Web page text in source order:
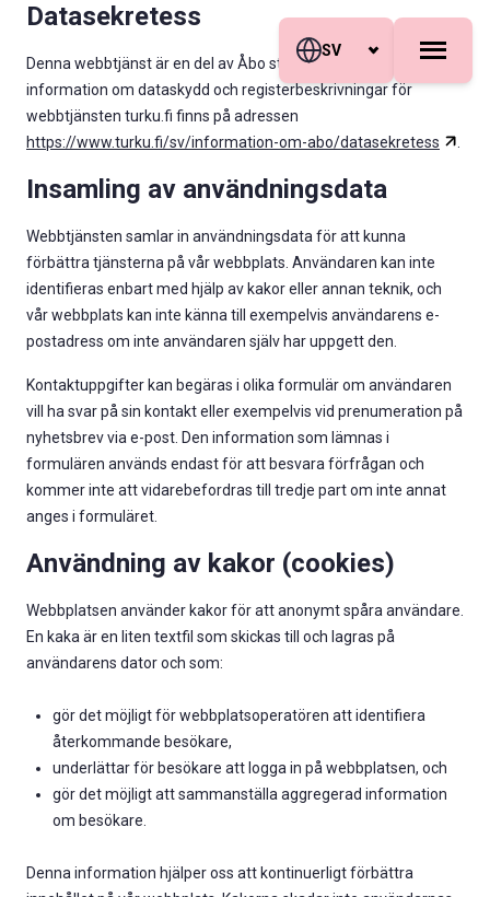
Hoppa till innehåll
Skip to sitemap
SV
Datasekretess
Denna webbtjänst är en del av Åbo stads webbtjänster. Mer
information om dataskydd och registerbeskrivningar för
webbtjänsten turku.fi finns på adressen
https://www.turku.fi/sv/information-om-abo/datasekretess
Insamling av användningsdata
Webbtjänsten samlar in användningsdata för att kunna
förbättra tjänsterna på vår webbplats. Användaren kan inte
identifieras enbart med hjälp av kakor eller annan teknik, och
vår webbplats kan inte känna till exempelvis användarens e-
postadress om inte användaren själv har uppgett den.
Kontaktuppgifter kan begäras i olika formulär om användaren
vill ha svar på sin kontakt eller exempelvis vid prenumeration på
nyhetsbrev via e-post. Den information som lämnas i
formulären används endast för att besvara förfrågan och
kommer inte att vidarebefordras till tredje part om inte annat
anges i formuläret.
Användning av kakor (cookies)
Webbplatsen använder kakor för att anonymt spåra användare.
En kaka är en liten textfil som skickas till och lagras på
användarens dator och som:
gör det möjligt för webbplatsoperatören att identifiera
återkommande besökare,
underlättar för besökare att logga in på webbplatsen, och
gör det möjligt att sammanställa aggregerad information
om besökare.
Denna information hjälper oss att kontinuerligt förbättra